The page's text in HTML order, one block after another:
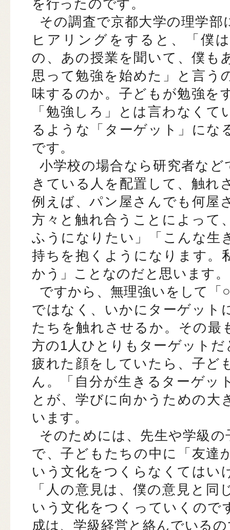
を行ったのです。
その調査で京都大学の理学
ヒアリングをすると、「僕
の、あの授業を聞いて、僕も
思って勉強を始めた」と言う
味するのか。子どもが勉強を
「勉強しろ」とは言わなく
るような「ターゲット」にな
です。
小学校の場合なら研究者な
きている人を配置して、触れ
例えば、パン屋さんでも何屋
方々と触れ合うことによって
ふうになりたい」「こんな生
持ちを抱くようになります。
かう」ことなのだと思います。
ですから、無理強いをして
ではなく、いかにターゲット
たちを触れさせるか。その最
方の1人ひとりもターゲット
疲れた顔をしていたら、子ど
ん。「自分が生きるターゲッ
とが、学びに向かうための大
います。
そのためには、先生や学級
で、子どもたちの中に「友達
いう文化をつくらなくてはい
「人の意見は、僕の意見と
いう文化をつくっていくので
成は、学級経営と絡んでいる